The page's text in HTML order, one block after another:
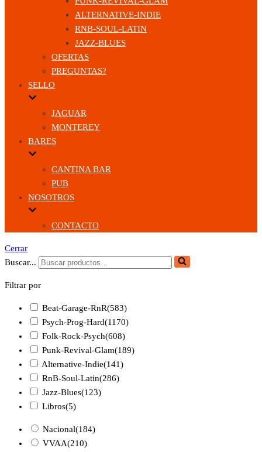
ALTERNATIVE-INDIE
RNB-SOUL-LATIN
JAZZ-BLUES
OFERTAS
PREGUNTAS?
SELLO
JAGUAR
MONTEREY
BARES
CANTINA BAR
PUB
NOSOTROS
CONTACTO
Cerrar
Buscar...
Filtrar por
Beat-Garage-RnR(583)
Psych-Prog-Hard(1170)
Folk-Rock-Psych(608)
Punk-Revival-Glam(189)
Alternative-Indie(141)
RnB-Soul-Latin(286)
Jazz-Blues(123)
Libros(5)
Nacional(184)
VVAA(210)